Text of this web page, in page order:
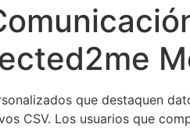
que destaquen
CSV. Los usuarios que